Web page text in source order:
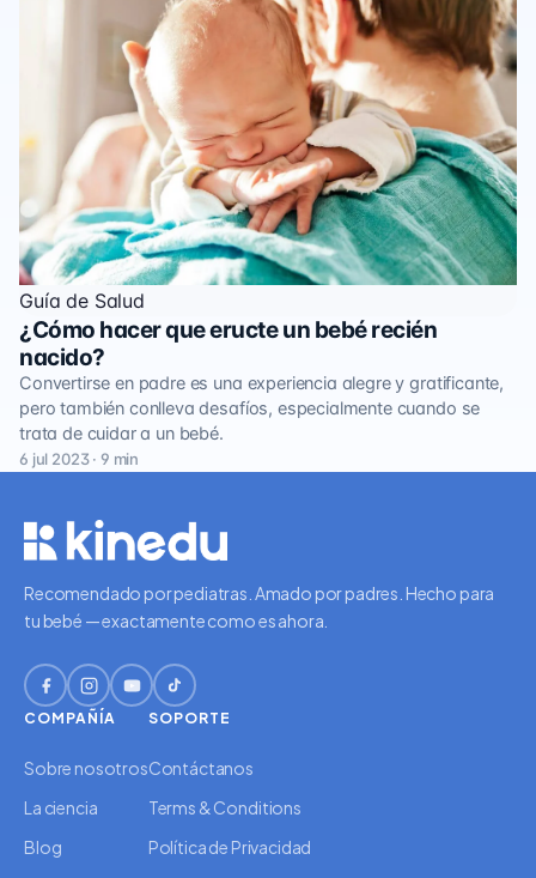
Guía de Salud
¿Cómo hacer que eructe un bebé recién
nacido?
Convertirse en padre es una experiencia alegre y gratificante,
pero también conlleva desafíos, especialmente cuando se
trata de cuidar a un bebé.
6 jul 2023 · 9 min
Recomendado por pediatras. Amado por padres. Hecho para
tu bebé — exactamente como es ahora.
COMPAÑÍA
Sobre nosotros
La ciencia
Blog
SOPORTE
Contáctanos
Terms & Conditions
Política de Privacidad